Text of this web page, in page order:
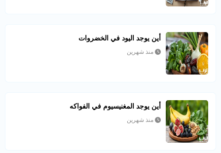
أين يوجد اليود في الخضروات
منذ شهرين
أين يوجد المغنيسيوم في الفواكه
منذ شهرين